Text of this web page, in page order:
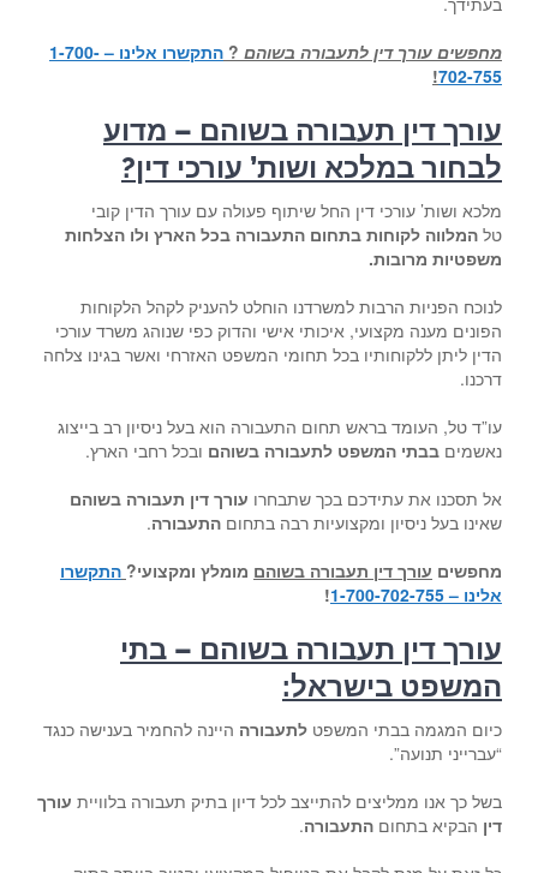
מחפשים עורך דין לתעבורה בשוהם ?
התקשרו אלינו – 1-700-
702-755
!
עורך דין תעבורה בשוהם – מדוע
לבחור במלכא ושות’ עורכי דין?
מלכא ושות’ עורכי דין החל שיתוף פעולה עם עורך הדין קובי
טל המלווה לקוחות בתחום התעבורה בכל הארץ ולו הצלחות
משפטיות מרובות.
לנוכח הפניות הרבות למשרדנו הוחלט להעניק לקהל הלקוחות
הפונים מענה מקצועי, איכותי אישי והדוק כפי שנוהג משרד עורכי
הדין ליתן ללקוחותיו בכל תחומי המשפט האזרחי ואשר בגינו צלחה
דרכנו.
עו”ד טל, העומד בראש תחום התעבורה הוא בעל ניסיון רב בייצוג
נאשמים בבתי המשפט לתעבורה בשוהם ובכל רחבי הארץ.
אל תסכנו את עתידכם בכך שתבחרו עורך דין תעבורה בשוהם
שאינו בעל ניסיון ומקצועיות רבה בתחום התעבורה.
מחפשים עורך דין תעבורה בשוהם מומלץ ומקצועי? התקשרו
אלינו – 1-700-702-755
!
עורך דין תעבורה בשוהם – בתי
המשפט בישראל:
כיום המגמה בבתי המשפט לתעבורה היינה להחמיר בענישה כנגד
“עברייני תנועה”.
בשל כך אנו ממליצים להתייצב לכל דיון בתיק תעבורה בלוויית עורך
דין הבקיא בתחום התעבורה.